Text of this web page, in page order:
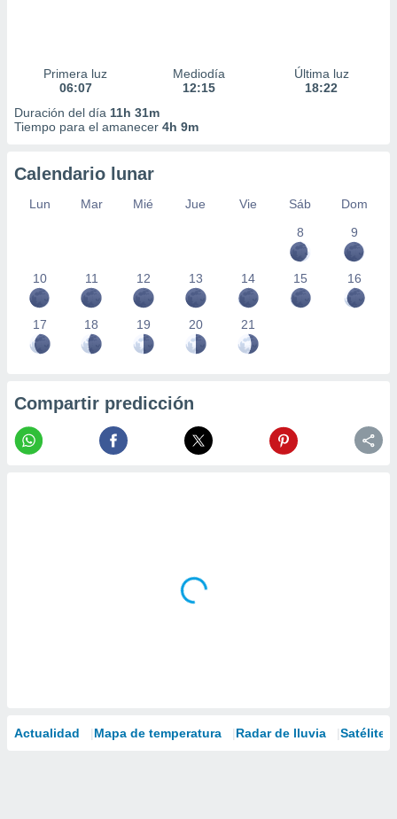
Primera luz
06:07
Mediodía
12:15
Última luz
18:22
Duración del día 11h 31m
Tiempo para el amanecer 4h 9m
Calendario lunar
Lun Mar Mié Jue Vie Sáb
Dom
8
9
10 11 12 13 14 15 16
17 18 19 20 21
Compartir predicción
Actualidad Mapa de temperatura Radar de lluvia Satélites